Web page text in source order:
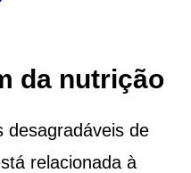
da nutrição
desagradáveis de
relacionada à